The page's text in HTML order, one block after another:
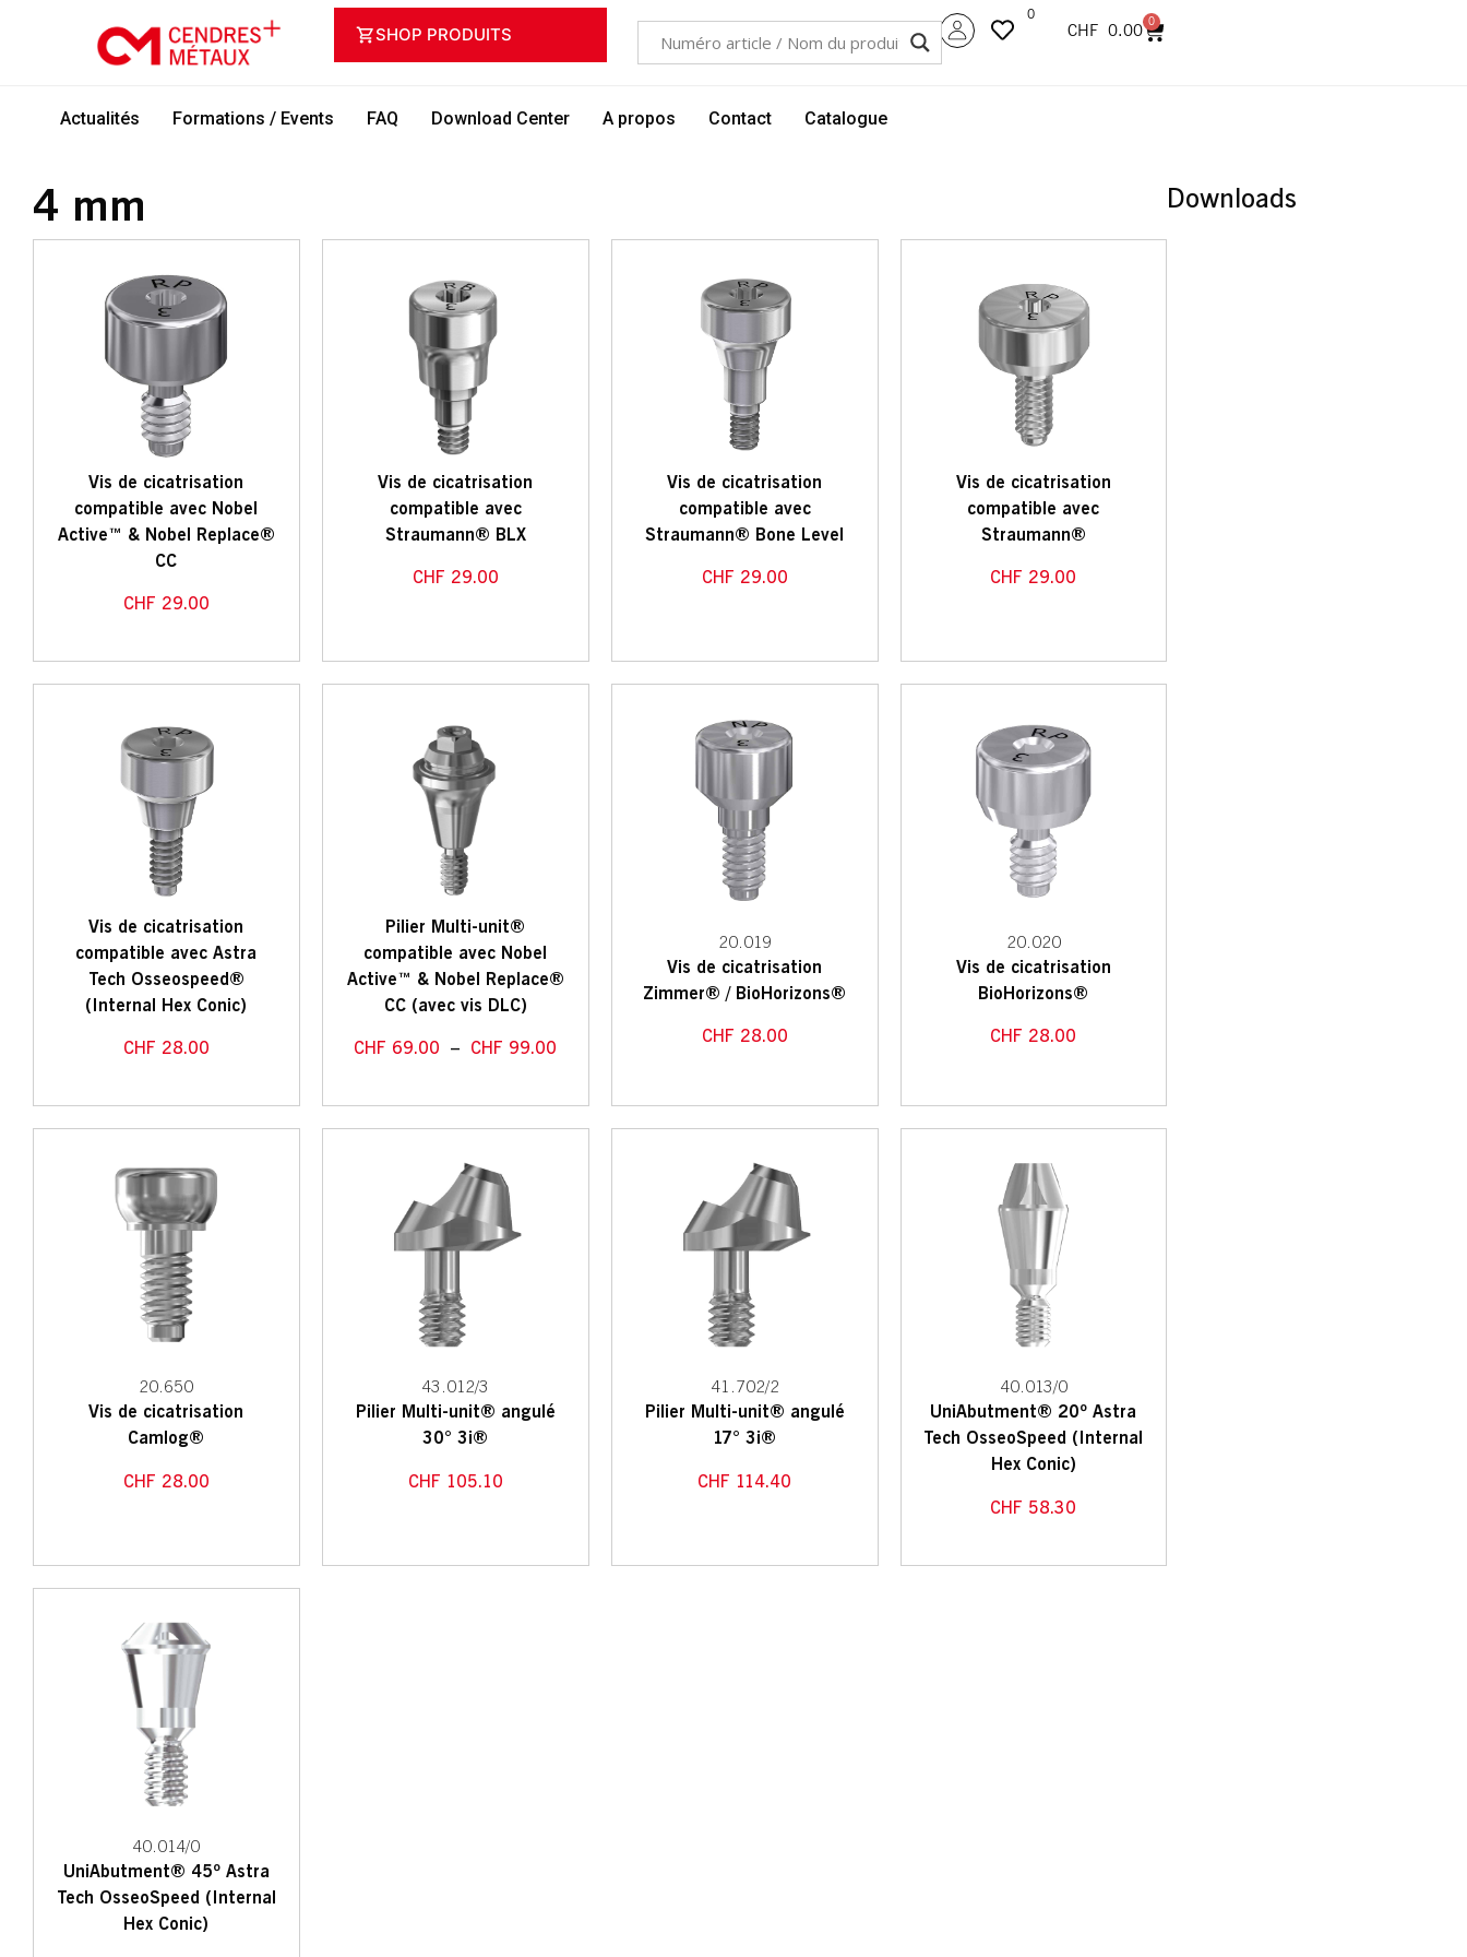
SHOP PRODUITS
0
CHF 0.00
0
Actualités Formations / Events FAQ Download Center A propos Contact Catalogue
4 mm
Vis de cicatrisation
compatible avec Nobel
Active™ & Nobel Replace®
CC
CHF 29.00
Vis de cicatrisation
compatible avec
Straumann® BLX
CHF 29.00
Vis de cicatrisation
compatible avec
Straumann® Bone Level
CHF 29.00
Vis de cicatrisation
compatible avec
Straumann®
CHF 29.00
Vis de cicatrisation
compatible avec Astra
Tech Osseospeed®
(Internal Hex Conic)
CHF 28.00
Pilier Multi-unit®
compatible avec Nobel
Active™ & Nobel Replace®
CC (avec vis DLC)
CHF 69.00 – CHF 99.00
20.019
Vis de cicatrisation
Zimmer® / BioHorizons®
CHF 28.00
20.020
Vis de cicatrisation
BioHorizons®
CHF 28.00
20.650
Vis de cicatrisation
Camlog®
CHF 28.00
43.012/3
Pilier Multi-unit® angulé
30° 3i®
CHF 105.10
41.702/2
Pilier Multi-unit® angulé
17° 3i®
CHF 114.40
40.013/0
UniAbutment® 20º Astra
Tech OsseoSpeed (Internal
Hex Conic)
CHF 58.30
40.014/0
UniAbutment® 45º Astra
Tech OsseoSpeed (Internal
Hex Conic)
Downloads